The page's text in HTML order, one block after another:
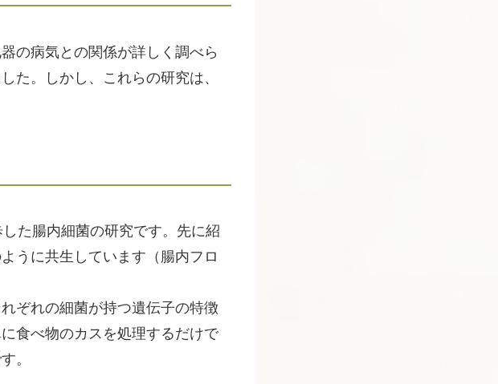
の病気との関係が詳しく調べら
た。しかし、これらの研究は、
た腸内細菌の研究です。先に紹
うに共生しています（腸内フロ
ぞれの細菌が持つ遺伝子の特徴
食べ物のカスを処理するだけで
。